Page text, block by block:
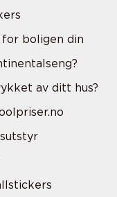
boligen din
av ditt hus?